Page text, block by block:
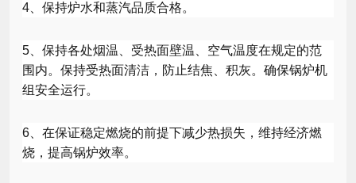
4 、保持炉水和蒸汽品质合格。
5 、保持各处烟温、受热面壁温、空气温度在规定的范
围内。保持受热面清洁，防止结焦、积灰。确保锅炉机
组安全运行。
6 、在保证稳定燃烧的前提下减少热损失，维持经济燃
烧，提高锅炉效率。